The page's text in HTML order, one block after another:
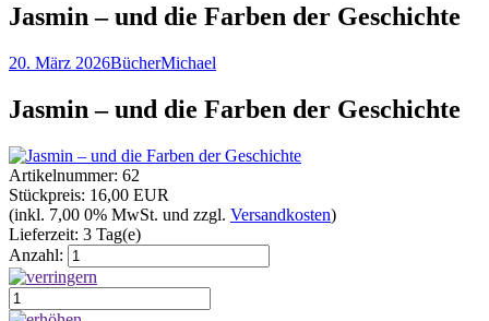
Jasmin – und die Farben der Geschichte
20. März 2026BücherMichael
Jasmin – und die Farben der Geschichte
Artikelnummer: 62
Stückpreis: 16,00 EUR
(inkl. 7,00 0% MwSt. und zzgl. Versandkosten)
Lieferzeit: 3 Tag(e)
Anzahl: